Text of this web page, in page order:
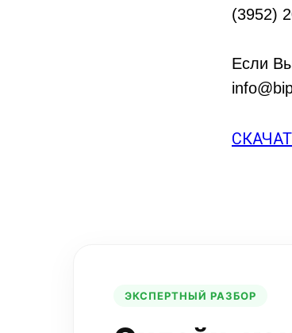
(3952)
Если
ЭКСПЕРТНЫЙ РАЗБОР